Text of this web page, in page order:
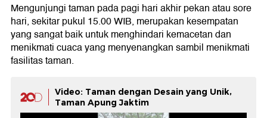
Mengunjungi taman pada pagi hari akhir pekan atau sore
hari, sekitar pukul 15.00 WIB, merupakan kesempatan
yang sangat baik untuk menghindari kemacetan dan
menikmati cuaca yang menyenangkan sambil menikmati
fasilitas taman.
Video: Taman dengan Desain yang Unik,
Taman Apung Jaktim